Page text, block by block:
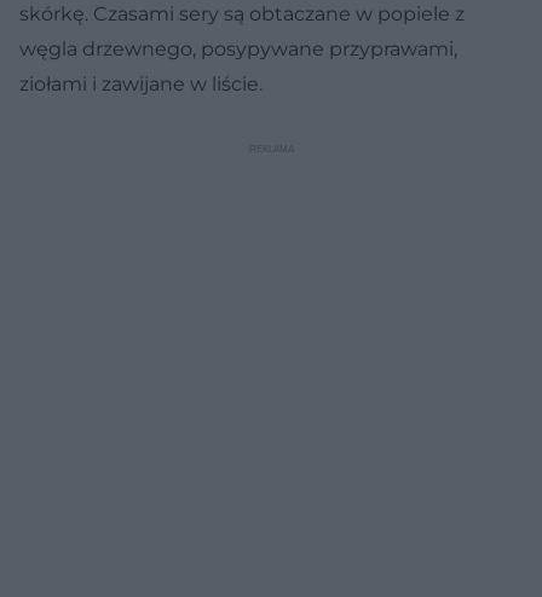
skórkę. Czasami sery są obtaczane w popiele z
węgla drzewnego, posypywane przyprawami,
ziołami i zawijane w liście.